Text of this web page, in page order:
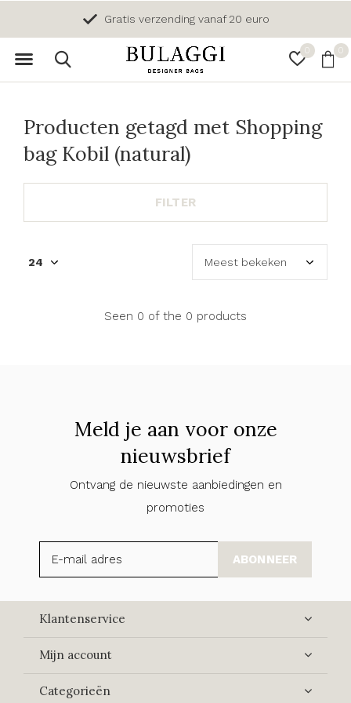
0 0
Gratis verzending vanaf 20 euro
Producten getagd met Shopping
bag Kobil (natural)
FILTER
Seen 0 of the 0 products
Meld je aan voor onze
nieuwsbrief
Ontvang de nieuwste aanbiedingen en
promoties
ABONNEER
Klantenservice
Mijn account
Categorieën